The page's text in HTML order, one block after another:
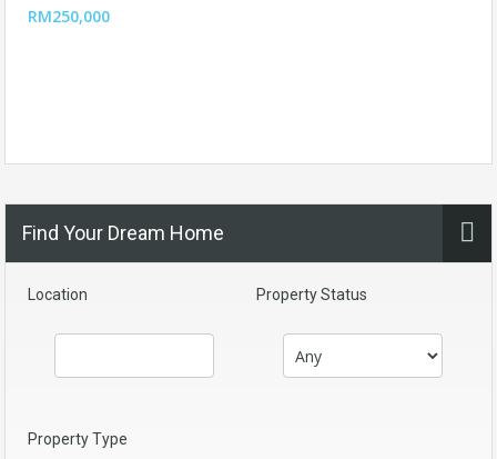
RM250,000
Find Your Dream Home
Location Property Status
Property Type